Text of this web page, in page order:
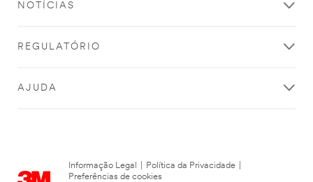
NOTÍCIAS
REGULATÓRIO
AJUDA
Informação Legal Política da Privacidade
Preferências de cookies